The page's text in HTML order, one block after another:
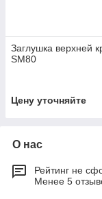
Заглушка верхней
SM80
Цену уточняйте
О нас
Рейтинг не
Менее 5